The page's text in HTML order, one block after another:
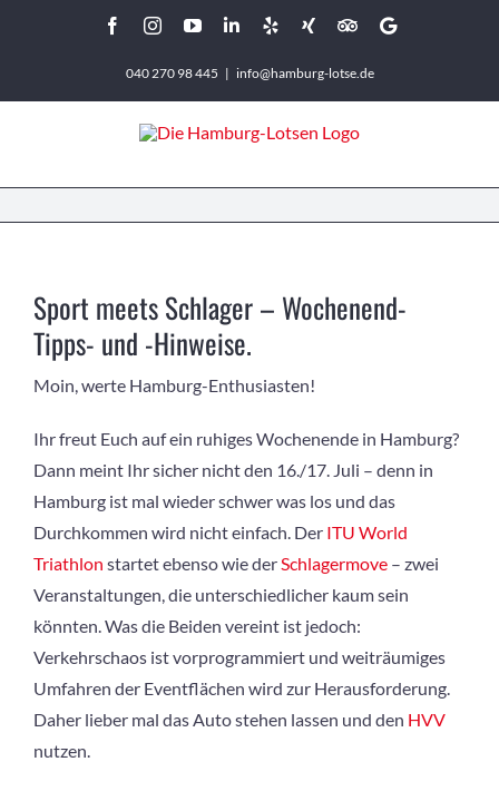
FacebookInstagramYouTubeLinkedIn
YelpXing Tripadvisor
Google
040 270 98 445 | info@hamburg-lotse.de
Sport meets Schlager – Wochenend-
Tipps- und -Hinweise.
Moin, werte Hamburg-Enthusiasten!
Ihr freut Euch auf ein ruhiges Wochenende in Hamburg?
Dann meint Ihr sicher nicht den 16./17. Juli – denn in
Hamburg ist mal wieder schwer was los und das
Durchkommen wird nicht einfach. Der ITU World
Triathlon startet ebenso wie derSchlagermove – zwei
Veranstaltungen, die unterschiedlicher kaum sein
könnten. Was die Beiden vereint ist jedoch:
Verkehrschaos ist vorprogrammiert und weiträumiges
Umfahren der Eventflächen wird zur Herausforderung.
Daher lieber mal das Auto stehen lassen und den HVV
nutzen.